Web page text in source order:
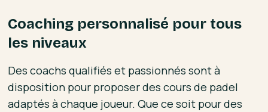
Coaching personnalisé pour tous
les niveaux
Des coachs qualifiés et passionnés sont à
disposition pour proposer des cours de padel
adaptés à chaque joueur. Que ce soit pour des